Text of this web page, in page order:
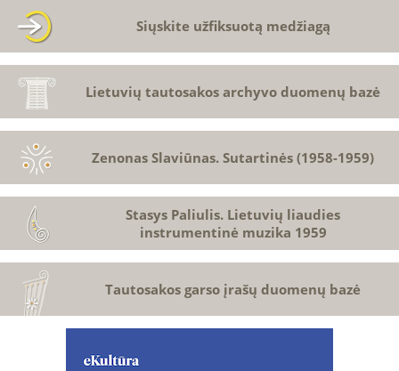
Siųskite užfiksuotą medžiagą
Lietuvių tautosakos archyvo duomenų bazė
Zenonas Slaviūnas. Sutartinės (1958-1959)
Stasys Paliulis. Lietuvių liaudies
instrumentinė muzika 1959
Tautosakos garso įrašų duomenų bazė